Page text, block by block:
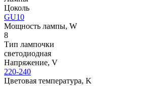
Цоколь
GU10
Мощность лампы, W
8
Тип лампочки
светодиодная
Напряжение, V
220-240
Цветовая температура, K